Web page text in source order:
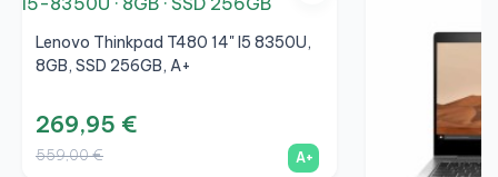
Lenovo Thinkpad T480 14" I5 8350U,
8GB, SSD 256GB, A+
269,95 €
559,00 € A+